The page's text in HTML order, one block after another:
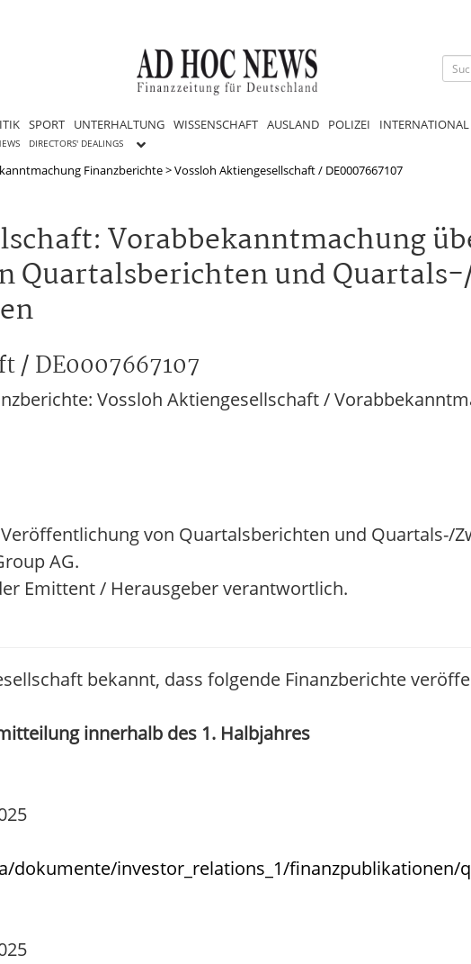
SPORT UNTERHALTUNG WISSENSCHAFT AUSLAND POLIZEI INTERNATIONAL
DIRECTORS' DEALINGS
Finanzberichte>Vossloh Aktiengesellschaft / DE0007667107
Vorabbekanntmachung
Quartalsberichten und
/ DE0007667107
Vossloh Aktiengesellschaft /
von Quartalsberichten und Quartals-/
AG.
Emittent / Herausgeber verantwortlich.
bekannt, dass folgende Finanzberichte
innerhalb des 1. Halbjahres
investor_relations_1/finanzpublikationen/